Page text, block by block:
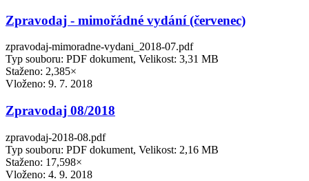
Zpravodaj - mimořádné vydání (červenec)
zpravodaj-mimoradne-vydani_2018-07.pdf
Typ souboru: PDF dokument, Velikost: 3,31 MB
Staženo: 2,385×
Vloženo: 9. 7. 2018
Zpravodaj 08/2018
zpravodaj-2018-08.pdf
Typ souboru: PDF dokument, Velikost: 2,16 MB
Staženo: 17,598×
Vloženo: 4. 9. 2018